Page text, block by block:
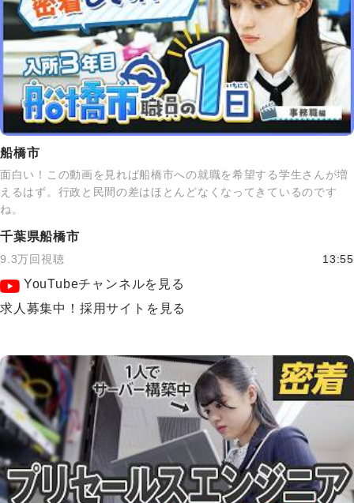
船橋市
面白い！この動画を見れば船橋市への就職を希望する学生さんが増
えるはず。行政と民間の差はほとんどなくなってきているのです
ね。
千葉県船橋市
9.3万回視聴 13:55
YouTubeチャンネルを見る
求人募集中！採用サイトを見る